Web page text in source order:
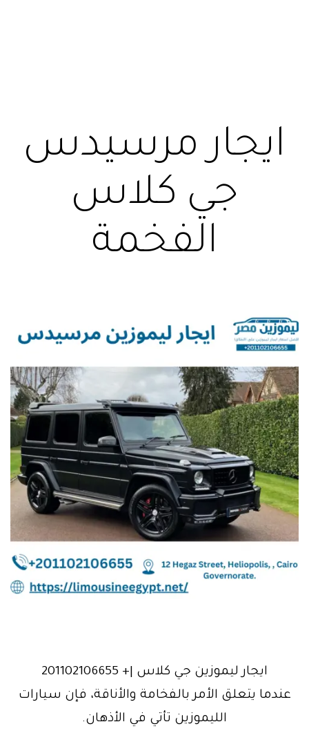
ايجار مرسيدس
جي كلاس
الفخمة
ايجار ليموزين جي كلاس |+ 201102106655
عندما يتعلق الأمر بالفخامة والأناقة، فإن سيارات
الليموزين تأتي في الأذهان.